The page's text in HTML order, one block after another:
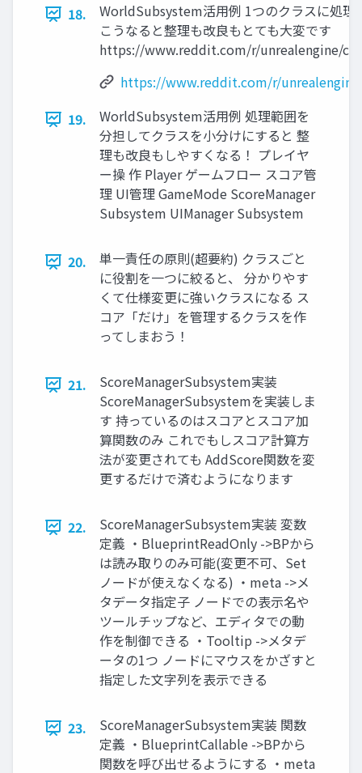
18.
WorldSubsystem活用例 1つのクラスに処
こうなると整理も改良もとても大変です
https://www.reddit.com/r/unrealengine/
https://www.reddit.com/r/
19.
WorldSubsystem活用例 処理範囲を
分担してクラスを小分けにすると 整
理も改良もしやすくなる！ プレイヤ
ー操 作 Player ゲームフロー スコア管
理 UI管理 GameMode ScoreManager
Subsystem UIManager Subsystem
20.
単一責任の原則(超要約) クラスごと
に役割を一つに絞ると、 分かりやす
くて仕様変更に強いクラスになる ス
コア「だけ」を管理するクラスを作
ってしまおう！
21.
ScoreManagerSubsystem実装
ScoreManagerSubsystemを実装しま
す 持っているのはスコアとスコア加
算関数のみ これでもしスコア計算方
法が変更されても AddScore関数を変
更するだけで済むようになります
22.
ScoreManagerSubsystem実装 変数
定義 ・BlueprintReadOnly ->BPから
は読み取りのみ可能(変更不可、Set
ノードが使えなくなる) ・meta ->メ
タデータ指定子 ノードでの表示名や
ツールチップなど、エディタでの動
作を制御できる ・Tooltip ->メタデ
ータの1つ ノードにマウスをかざすと
指定した文字列を表示できる
23.
ScoreManagerSubsystem実装 関数
定義 ・BlueprintCallable ->BPから
関数を呼び出せるようにする ・meta